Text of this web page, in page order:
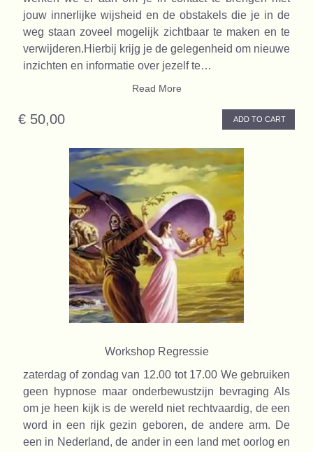
jouw innerlijke wijsheid en de obstakels die je in de
weg staan zoveel mogelijk zichtbaar te maken en te
verwijderen.Hierbij krijg je de gelegenheid om nieuwe
inzichten en informatie over jezelf te…
Read More
€ 50,00 ADD TO CART
Workshop Regressie
zaterdag of zondag van 12.00 tot 17.00 We gebruiken
geen hypnose maar onderbewustzijn bevraging Als
om je heen kijk is de wereld niet rechtvaardig, de een
word in een rijk gezin geboren, de andere arm. De
een in Nederland, de ander in een land met oorlog en